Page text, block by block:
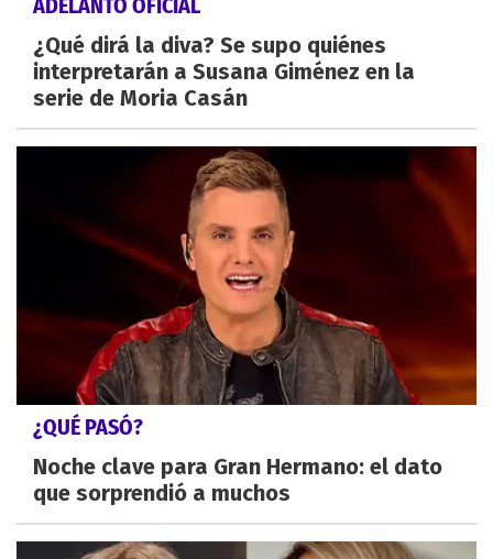
ADELANTO OFICIAL
¿Qué dirá la diva? Se supo quiénes
interpretarán a Susana Giménez en la
serie de Moria Casán
¿QUÉ PASÓ?
Noche clave para Gran Hermano: el dato
que sorprendió a muchos